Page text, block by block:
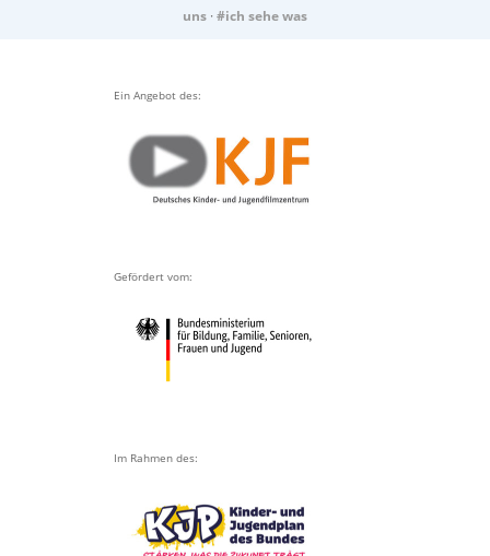
uns · #ich sehe was
Ein Angebot des:
Gefördert vom:
Im Rahmen des: